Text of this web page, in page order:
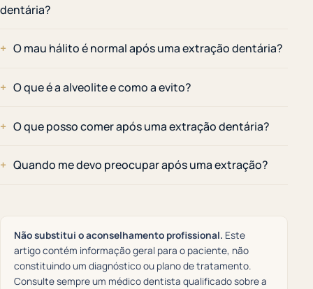
dentária?
O mau hálito é normal após uma extração dentária?
O que é a alveolite e como a evito?
O que posso comer após uma extração dentária?
Quando me devo preocupar após uma extração?
Não substitui o aconselhamento profissional. Este
artigo contém informação geral para o paciente, não
constituindo um diagnóstico ou plano de tratamento.
Consulte sempre um médico dentista qualificado sobre a